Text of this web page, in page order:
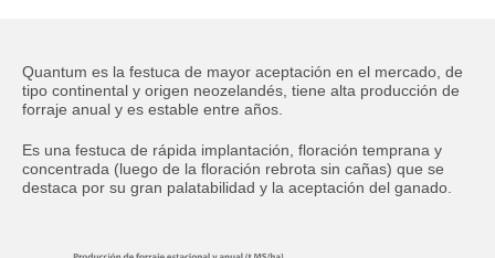
Quantum es la festuca de mayor aceptación en el mercado, de
tipo continental y origen neozelandés, tiene alta producción de
forraje anual y es estable entre años.
Es una festuca de rápida implantación, floración temprana y
concentrada (luego de la floración rebrota sin cañas) que se
destaca por su gran palatabilidad y la aceptación del ganado.
Ingrese sus datos para descargar la ficha.
Nombre Obligatorio